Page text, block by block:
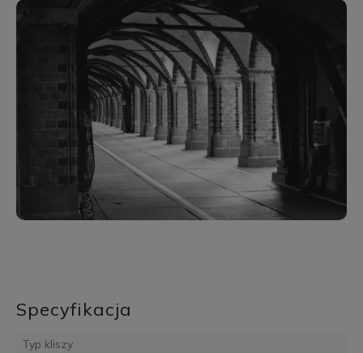
Specyfikacja
Typ kliszy